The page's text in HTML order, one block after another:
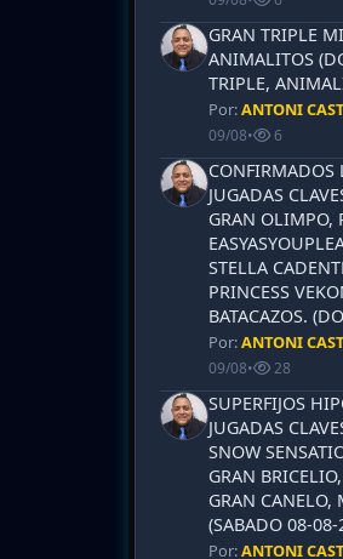
GRAN TRIPLE
ANIMALITOS
TRIPLE,
Por:ANTONI
09/08• 6
CONFIRMADOS
JUGADAS
GRAN OLIMPO,
STELLA
PRINCESS
BATACAZOS.
Por:ANTONI
09/08• 28
SUPERFIJOS
JUGADAS
SNOW
GRAN
GRAN CANELO,
(SABADO 08-
Por:ANTONI